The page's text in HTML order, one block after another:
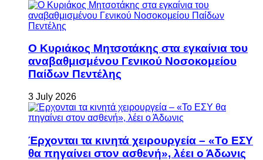
Ο Κυριάκος Μητσοτάκης στα εγκαίνια του
αναβαθμισμένου Γενικού Νοσοκομείου
Παίδων Πεντέλης
3 July 2026
Έρχονται τα κινητά χειρουργεία – «Το ΕΣΥ
θα πηγαίνει στον ασθενή», λέει ο Άδωνις